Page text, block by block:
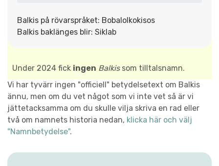
Balkis på rövarspråket: Bobalolkokisos
Balkis baklänges blir: Siklab
Under 2024 fick ingen Balkissom tilltalsnamn.
Vi har tyvärr ingen "officiell" betydelsetext om Balkis
ännu, men om du vet något som vi inte vet så är vi
jättetacksamma om du skulle vilja skriva en rad eller
två om namnets historia nedan, klicka här och välj
"Namnbetydelse".